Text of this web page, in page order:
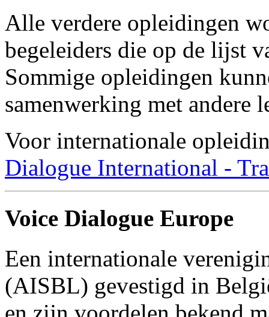
Alle verdere opleidingen
begeleiders die op de lijst
Sommige opleidingen
samenwerking met andere
Voor internationale
Dialogue International -
Voice Dialogue Europe
Een internationale
(AISBL) gevestigd in